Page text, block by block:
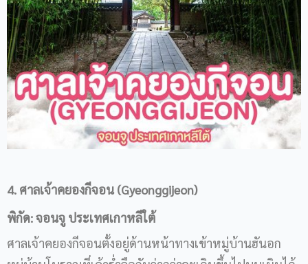
4. ศาลเจ้าคยองกีจอน (Gyeonggijeon)
พิกัด: จอนจู ประเทศเกาหลีใต้
ศาลเจ้าคยองกีจอนตั้งอยู่ด้านหน้าทางเข้าหมู่บ้านฮันอก